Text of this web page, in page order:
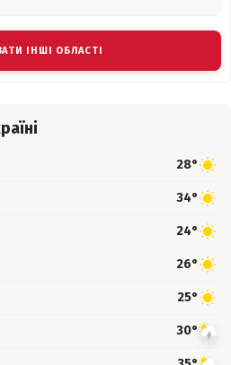
ІНШІ ОБЛАСТІ
28°
34°
24°
26°
25°
30°